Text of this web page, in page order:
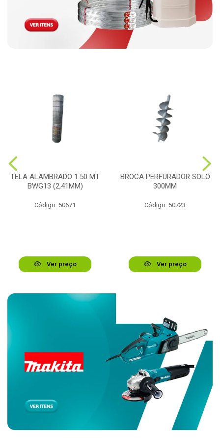
TELA ALAMBRADO 1.50 MT
BWG13 (2,41MM)
Código: 50671
Ver preço
BROCA PERFURADOR SOLO
300MM
Código: 50723
Ver preço